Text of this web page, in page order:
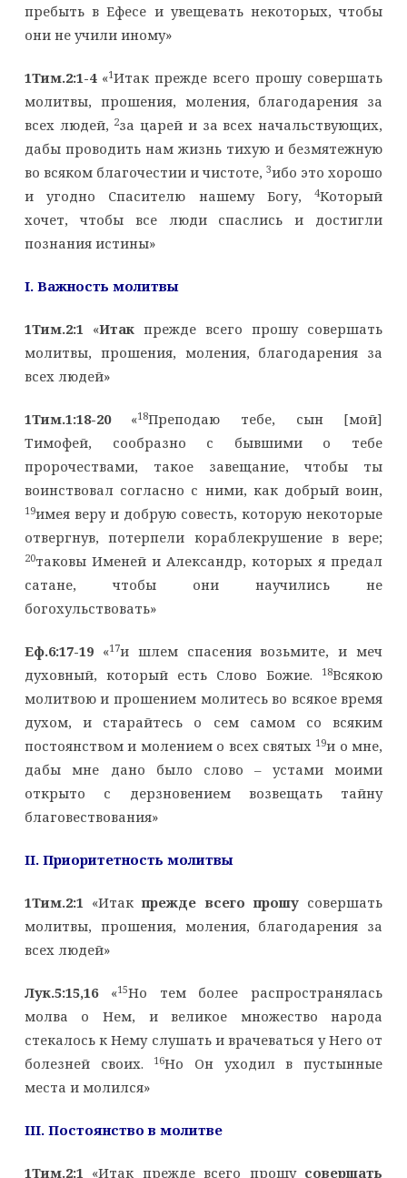
пребыть в Ефесе и увещевать некоторых, чтобы
они не учили иному»
1Тим.2:1-4«1Итак прежде всего прошу совершать
молитвы, прошения, моления, благодарения за
всех людей, 2за царей и за всех начальствующих,
дабы проводить нам жизнь тихую и безмятежную
во всяком благочестии и чистоте,3ибо это хорошо
и угодно Спасителю нашему Богу,4Который
хочет, чтобы все люди спаслись и достигли
познания истины»
I. Важность молитвы
1Тим.2:1«Итакпрежде всего прошу совершать
молитвы, прошения, моления, благодарения за
всех людей»
1Тим.1:18-20«18Преподаю тебе, сын [мой]
Тимофей, сообразно с бывшими о тебе
пророчествами, такое завещание, чтобы ты
воинствовал согласно с ними, как добрый воин,
19имея веру и добрую совесть, которую некоторые
отвергнув, потерпели кораблекрушение в вере;
20таковы Именей и Александр, которых я предал
сатане, чтобы они научились не
богохульствовать»
Еф.6:17-19«17и шлем спасения возьмите, и меч
духовный, который есть Слово Божие.
18Всякою
молитвою и прошением молитесь во всякое время
духом, и старайтесь о сем самом со всяким
постоянством и молением о всех святых 19и о мне,
дабы мне дано было слово – устами моими
открыто с дерзновением возвещать тайну
благовествования»
II. Приоритетность молитвы
1Тим.2:1«Итакпрежде всего прошусовершать
молитвы, прошения, моления, благодарения за
всех людей»
Лук.5:15,16«15Но тем более распространялась
молва о Нем, и великое множество народа
стекалось к Нему слушать и врачеваться у Него от
болезней своих.
16Но Он уходил в пустынные
места и молился»
III. Постоянство в молитве
1Тим.2:1«Итак прежде всего прошу совершать